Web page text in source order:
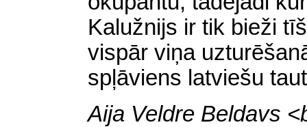
Kalužnijs ir tik bieži
vispār viņa
spļāviens latviešu
Aija Veldre Beldavs <